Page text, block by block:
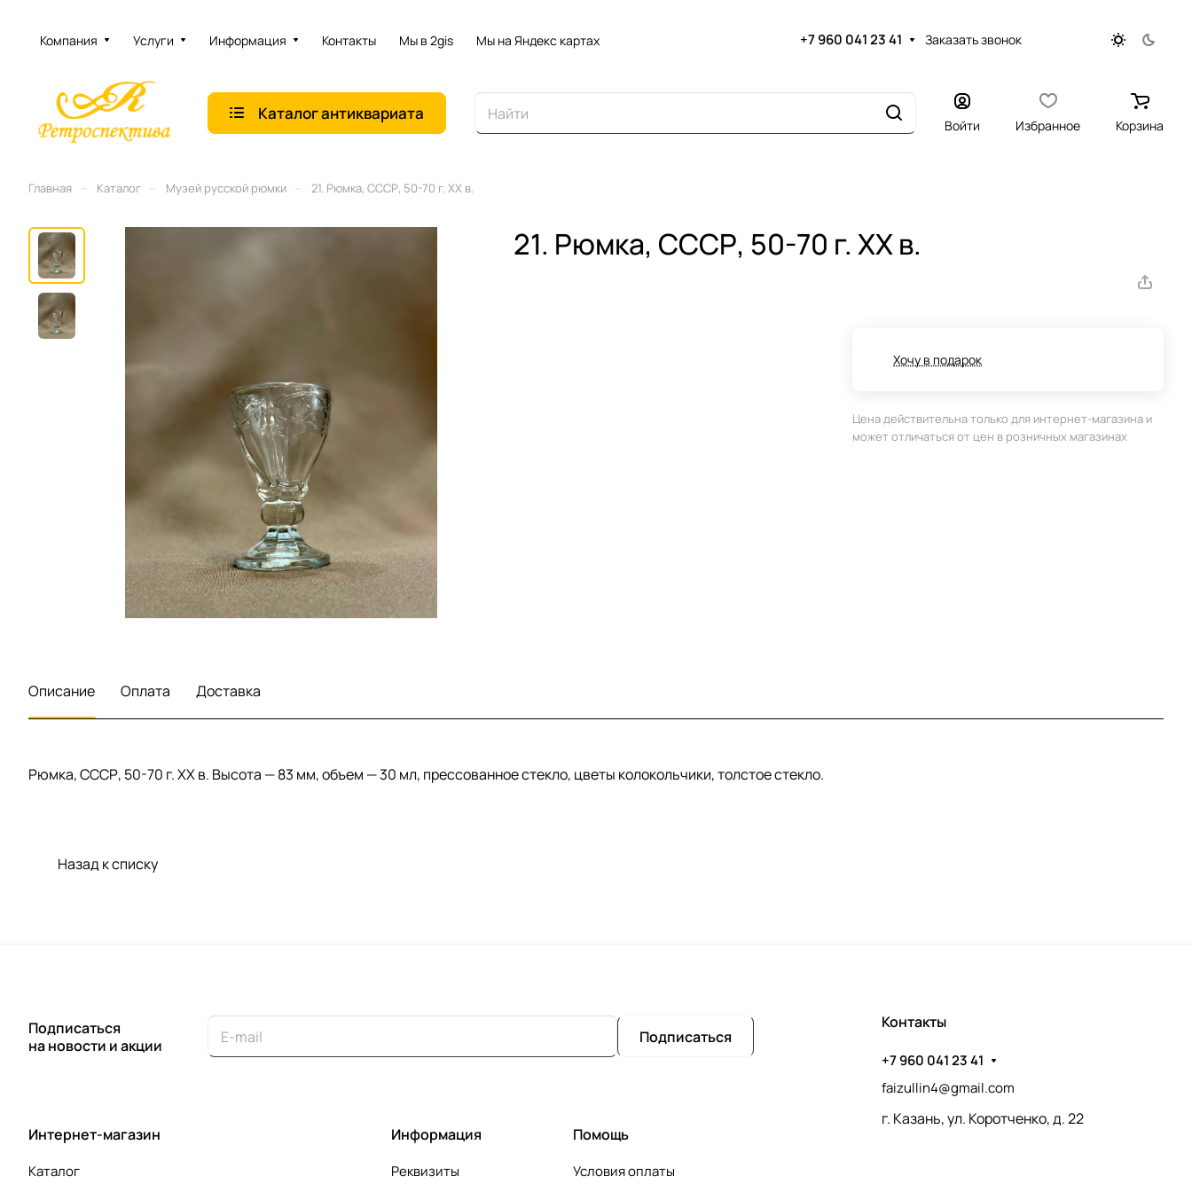
Компания Услуги Информация Контакты Мы в 2gis Мы на Яндекс картах +7 960 041 23 41 Заказать звонок
Каталог антиквариата
Войти Избранное Корзина
Главная Каталог Музей русской рюмки 21. Рюмка, СССР, 50-70 г. ХХ в.
21. Рюмка, СССР, 50-70 г. ХХ в.
Хочу в подарок
Цена действительна только для интернет-магазина и
может отличаться от цен в розничных магазинах
Описание Оплата Доставка
Рюмка, СССР, 50-70 г. ХХ в. Высота — 83 мм, объем — 30 мл, прессованное стекло, цветы колокольчики, толстое стекло.
Назад к списку
Подписаться
на новости и акции
Подписаться
Интернет-магазин
Каталог
Информация
Реквизиты
Помощь
Условия оплаты
Контакты
+7 960 041 23 41
faizullin4@gmail.com
г. Казань, ул. Коротченко, д. 22